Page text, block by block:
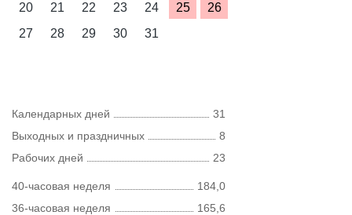
20
21 22 23 24 25
26
27
28 29 30 31
Календарных дней
31
Выходных и праздничных
8
Рабочих дней
23
40-часовая неделя
184,0
36-часовая неделя
165,6